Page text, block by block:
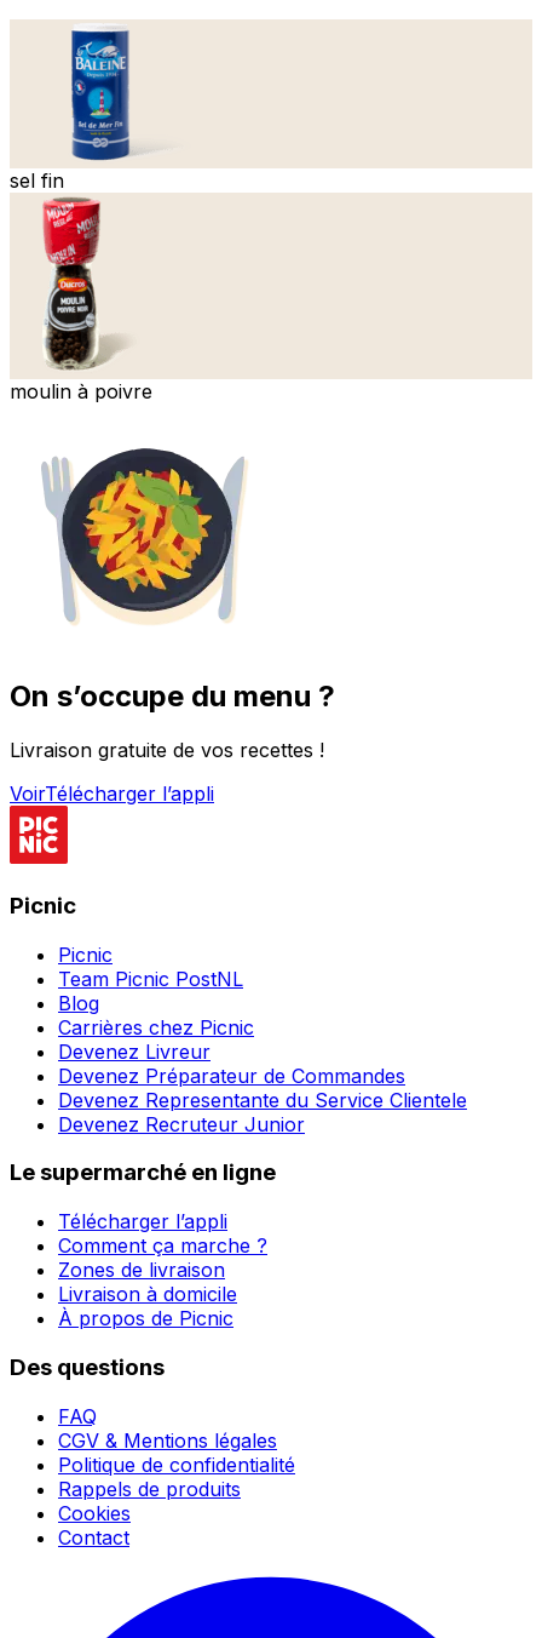
sel fin
moulin à poivre
On s’occupe du menu ?
Livraison gratuite de vos recettes !
VoirTélécharger l’appli
Picnic
Picnic
Team Picnic PostNL
Blog
Carrières chez Picnic
Devenez Livreur
Devenez Préparateur de Commandes
Devenez Representante du Service Clientele
Devenez Recruteur Junior
Le supermarché en ligne
Télécharger l’appli
Comment ça marche ?
Zones de livraison
Livraison à domicile
À propos de Picnic
Des questions
FAQ
CGV & Mentions légales
Politique de confidentialité
Rappels de produits
Cookies
Contact